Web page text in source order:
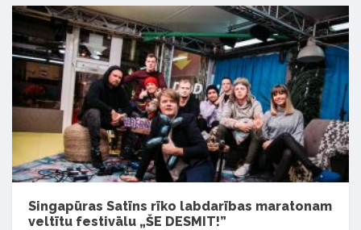
Singapūras Satīns rīko labdarības maratonam
veltītu festivālu „ŠE DESMIT!”